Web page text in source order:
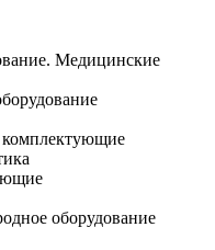
Медицинские
комплектующие
оборудование